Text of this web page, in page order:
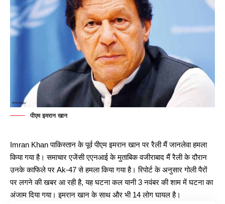
पीएम इमरान खान
Imran Khan पाकिस्तान के पूर्व पीएम इमरान खान पर रैली मैं जानलेवा हमला
किया गया है। समाचार एजेंसी एएनआई के मुताबिक वजीराबाद मैं रैली के दौरान
उनके काफिले पर Ak-47 से हमला किया गया है। रिपोर्ट के अनुसार गोली पैरों
पर लगने की खबर आ रही है, यह घटना कल यानी 3 नवंबर की शाम में घटना का
अंजाम दिया गया। इमरान खान के साथ और भी 14 लोग घायल है।